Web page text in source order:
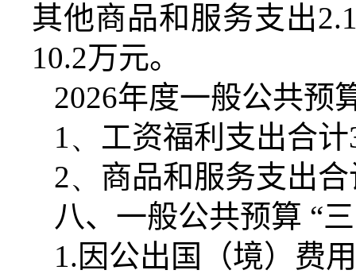
其他商品和服务支出
10.2万元。
2026年度一般公共预
1、 工资福利支出合计
2、 商品和服务支出合
八、一般公共预算 “
1.因公出国（境）费